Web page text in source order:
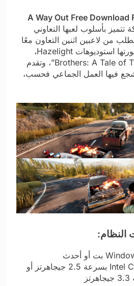
A Way Out Free Download
بأسلوب لعبها التعاوني
من لاعبين اثنين التعاون معًا
لخوض قصة مشوقة. طورتها استوديوهات Hazelight،
مبتكرو لعبة “Brothers: A Tale of Two Sons”، وتقدم
فيها العمل الجماعي فحسب،
النظام:
المعالج: Intel Core i3-2100T بسرعة 2.5 جيجاهرتز أو